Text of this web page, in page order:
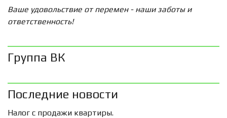
Ваше удовольствие от перемен - наши заботы и
ответственность!
Группа ВК
Последние новости
Налог с продажи квартиры.